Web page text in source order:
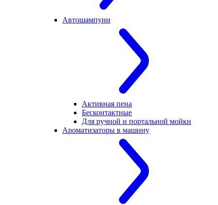
Автошампуни
Активная пена
Бесконтактные
Для ручной и портальной мойки
Ароматизаторы в машину